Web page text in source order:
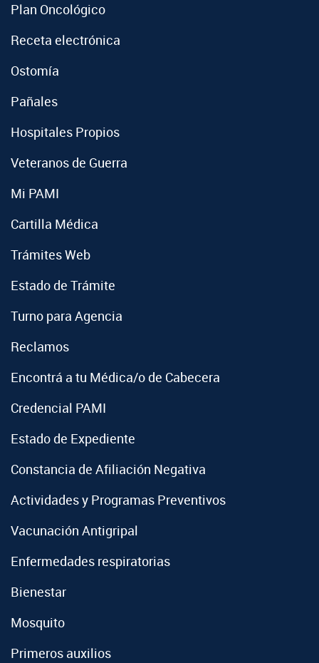
Plan Oncológico
Receta electrónica
Ostomía
Pañales
Hospitales Propios
Veteranos de Guerra
Mi PAMI
Cartilla Médica
Trámites Web
Estado de Trámite
Turno para Agencia
Reclamos
Encontrá a tu Médica/o de Cabecera
Credencial PAMI
Estado de Expediente
Constancia de Afiliación Negativa
Actividades y Programas Preventivos
Vacunación Antigripal
Enfermedades respiratorias
Bienestar
Mosquito
Primeros auxilios